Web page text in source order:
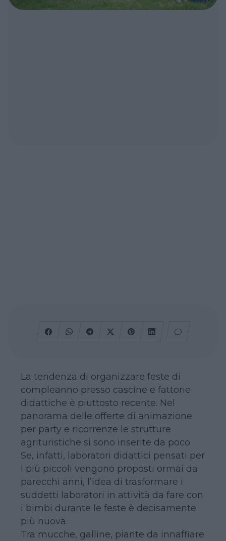
La tendenza di organizzare feste di
compleanno presso cascine e fattorie
didattiche è piuttosto recente. Nel
panorama delle offerte di animazione
per party e ricorrenze le strutture
agrituristiche si sono inserite da poco.
Se, infatti, laboratori didattici pensati per
i più piccoli vengono proposti ormai da
parecchi anni, l’idea di trasformare i
suddetti laboratori in attività da fare con
i bimbi durante le feste è decisamente
più nuova.
Tra mucche, galline, piante da innaffiare